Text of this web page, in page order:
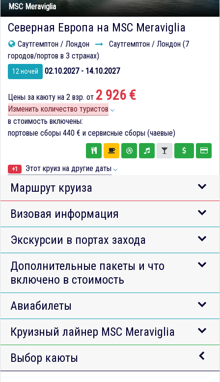
MSC Meraviglia
Северная Европа на MSC Meraviglia
Саутгемптон / Лондон
Саутгемптон / Лондон (7
городов/портов в 3 странах)
12 ночей 02.10.2027 - 14.10.2027
Цены за каюту на 2 взр. от 2 926 €
Изменить количество туристов
в стоимость включены:
портовые сборы 440 € и сервисные сборы (чаевые)
+1 Этот круиз на другие даты
Маршрут круиза
Визовая информация
Экскурсии в портах захода
Дополнительные пакеты и что
включено в стоимость
Авиабилеты
Круизный лайнер MSC Meraviglia
Выбор каюты